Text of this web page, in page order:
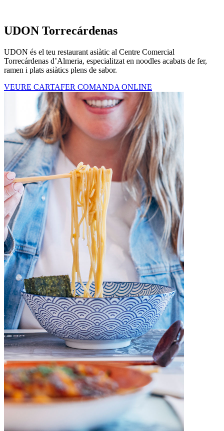
UDON Torrecárdenas
UDON és el teu restaurant asiàtic al Centre Comercial
Torrecárdenas d’Almeria, especialitzat en noodles acabats de fer,
ramen i plats asiàtics plens de sabor.
VEURE CARTAFER COMANDA ONLINE